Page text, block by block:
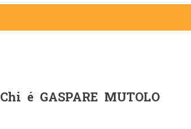
Chi é GASPARE MUTOLO